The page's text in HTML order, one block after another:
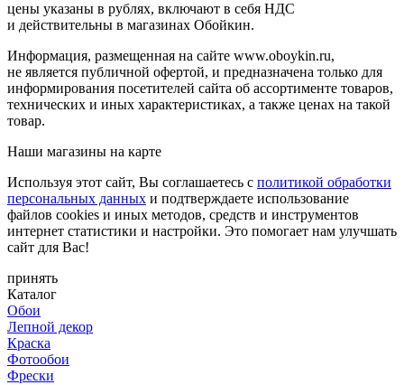
цены указаны в рублях, включают в себя НДС
и действительны в магазинах Обойкин.
Информация, размещенная на сайте www.oboykin.ru,
не является публичной офертой, и предназначена только для
информирования посетителей сайта об ассортименте товаров,
технических и иных характеристиках, а также ценах на такой
товар.
Наши магазины на карте
Используя этот сайт, Вы соглашаетесь с политикой обработки
персональных данных и подтверждаете использование
файлов cookies и иных методов, средств и инструментов
интернет статистики и настройки. Это помогает нам улучшать
сайт для Вас!
принять
Каталог
Обои
Лепной декор
Краска
Фотообои
Фрески